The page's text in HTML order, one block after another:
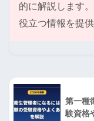
的に解説します
役立つ情報を提
第一種
験資格